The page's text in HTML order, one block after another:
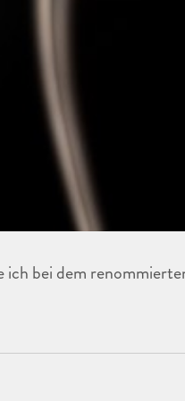
ich bei dem